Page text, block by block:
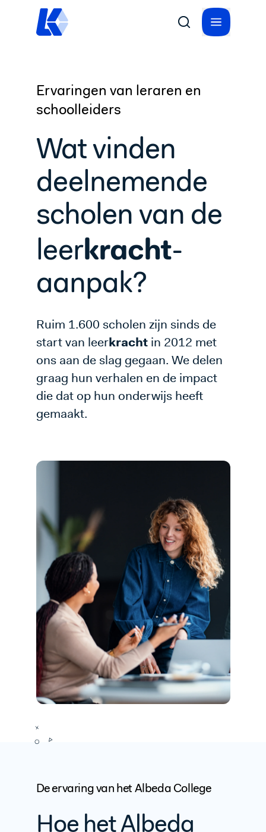
Ervaringen van leraren en
schoolleiders
Wat vinden
deelnemende
scholen van de
leerkracht-
aanpak?
Ruim 1.600 scholen zijn sinds de
start van leerkrachtin 2012 met
ons aan de slag gegaan. We delen
graag hun verhalen en de impact
die dat op hun onderwijs heeft
gemaakt.
De ervaring van het Albeda College
Hoe het Albeda